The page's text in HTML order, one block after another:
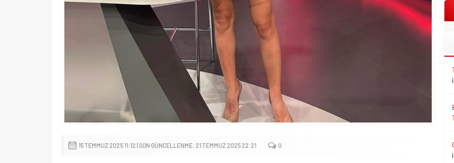
15 TEMMUZ 2025 11:12 | SON GÜNCELLENME: 21 TEMMUZ 2025 22:21 0